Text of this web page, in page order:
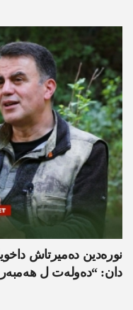
نورەدین دەمیرتاش
دان: “دەولەت ل